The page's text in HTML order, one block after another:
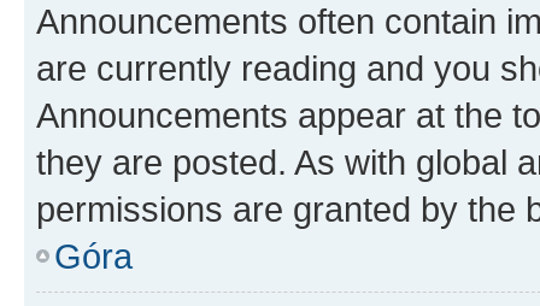
Announcements often contain
are currently reading and you
Announcements appear at the
they are posted. As with global
permissions are granted by the
Góra